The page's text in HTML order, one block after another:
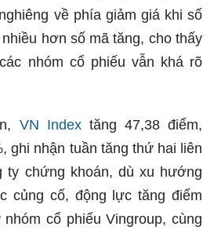
về phía giảm giá khi số
hơn số mã tăng, cho thấy
nhóm cổ phiếu vẫn khá rõ
VN Indextăng 47,38 điểm,
ghi nhận tuần tăng thứ hai liên
ty chứng khoán, dù xu hướng
củng cố, động lực tăng điểm
cổ phiếu Vingroup, cùng